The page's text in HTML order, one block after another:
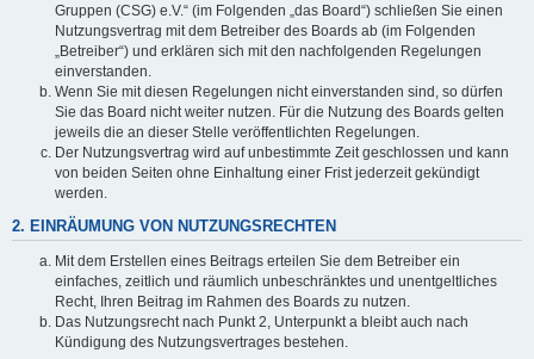
Gruppen (CSG) e.V.“ (im Folgenden „das Board“) schließen Sie einen
Nutzungsvertrag mit dem Betreiber des Boards ab (im Folgenden
„Betreiber“) und erklären sich mit den nachfolgenden Regelungen
einverstanden.
Wenn Sie mit diesen Regelungen nicht einverstanden sind, so dürfen
Sie das Board nicht weiter nutzen. Für die Nutzung des Boards gelten
jeweils die an dieser Stelle veröffentlichten Regelungen.
Der Nutzungsvertrag wird auf unbestimmte Zeit geschlossen und kann
von beiden Seiten ohne Einhaltung einer Frist jederzeit gekündigt
werden.
2. EINRÄUMUNG VON NUTZUNGSRECHTEN
Mit dem Erstellen eines Beitrags erteilen Sie dem Betreiber ein
einfaches, zeitlich und räumlich unbeschränktes und unentgeltliches
Recht, Ihren Beitrag im Rahmen des Boards zu nutzen.
Das Nutzungsrecht nach Punkt 2, Unterpunkt a bleibt auch nach
Kündigung des Nutzungsvertrages bestehen.